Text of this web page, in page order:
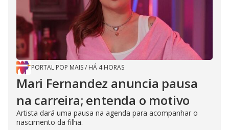
PORTAL POP MAIS/ HÁ 4 HORAS
Mari Fernandez anuncia pausa
na carreira; entenda o motivo
Artista dará uma pausa na agenda para acompanhar o
nascimento da filha.